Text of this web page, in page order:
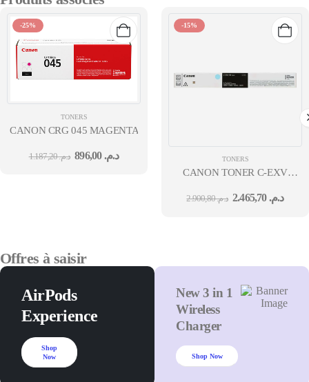
-25%
TONERS
CANON CRG 045 MAGENTA ( 1300 PAGES)
د.م.1.187,20 د.م.896,00
-15%
TONERS
CANON TONER C-EXV
د.م.2.900,80 د.م.2.465,70
Offres à saisir
AirPods
Experience
Shop
Now
New 3 in 1
Wireless
Charger
Shop Now